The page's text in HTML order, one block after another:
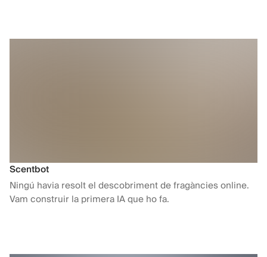
Scentbot
Ningú havia resolt el descobriment de fragàncies online.
Vam construir la primera IA que ho fa.